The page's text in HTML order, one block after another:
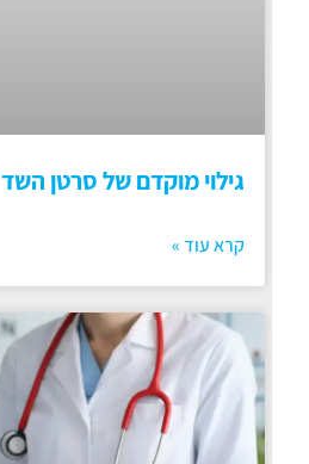
גילוי מוקדם של סרטן השד
קרא עוד »